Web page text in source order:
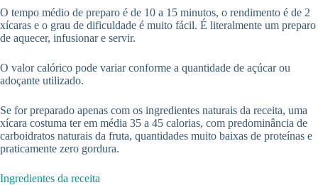
O tempo médio de preparo é de 10 a 15 minutos, o rendimento é de 2
xícaras e o grau de dificuldade é muito fácil. É literalmente um preparo
de aquecer, infusionar e servir.
O valor calórico pode variar conforme a quantidade de açúcar ou
adoçante utilizado.
Se for preparado apenas com os ingredientes naturais da receita, uma
xícara costuma ter em média 35 a 45 calorias, com predominância de
carboidratos naturais da fruta, quantidades muito baixas de proteínas e
praticamente zero gordura.
Ingredientes da receita